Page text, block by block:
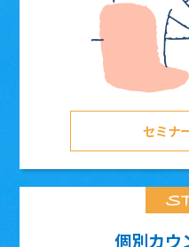
セミナ
個別カウ